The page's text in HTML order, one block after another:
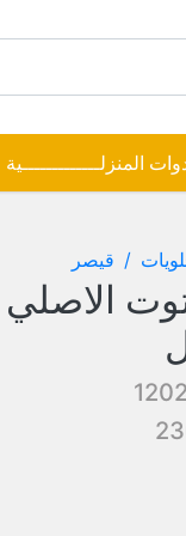
المنزلـــــــــــــية
قيصر
الاصلي